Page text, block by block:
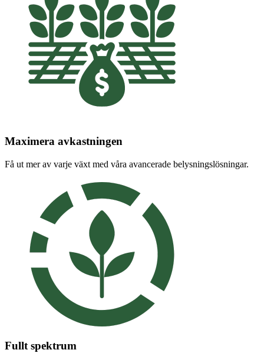
Maximera avkastningen
Få ut mer av varje växt med våra avancerade belysningslösningar.
Fullt spektrum